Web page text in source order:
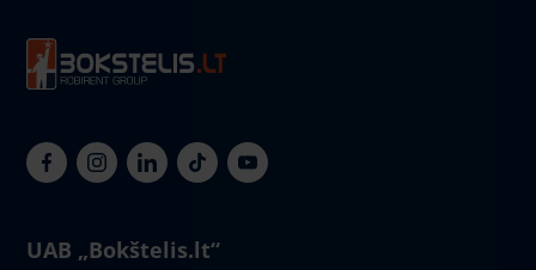
UAB „Bokštelis.lt“